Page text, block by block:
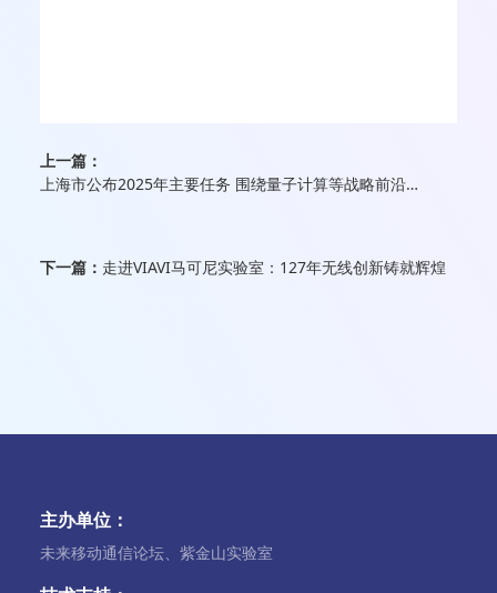
上一篇：
上海市公布2025年主要任务 围绕量子计算等战略前沿领域强化布局
下一篇： 走进VIAVI马可尼实验室：127年无线创新铸就辉煌
主办单位：
未来移动通信论坛、紫金山实验室